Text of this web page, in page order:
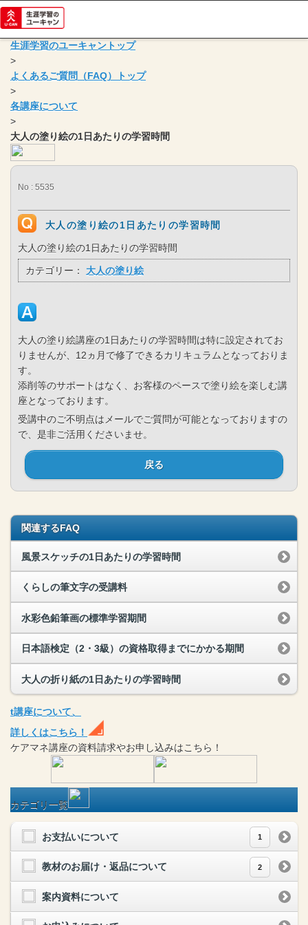
生涯学習のユーキャントップ
>
よくあるご質問（FAQ）トップ
>
各講座について
>
大人の塗り絵の1日あたりの学習時間
No : 5535
大人の塗り絵の1日あたりの学習時間
大人の塗り絵の1日あたりの学習時間
カテゴリー： 大人の塗り絵
大人の塗り絵講座の1日あたりの学習時間は特に設定されてお
りませんが、12ヵ月で修了できるカリキュラムとなっておりま
す。
添削等のサポートはなく、お客様のペースで塗り絵を楽しむ講
座となっております。
受講中のご不明点はメールでご質問が可能となっておりますの
で、是非ご活用くださいませ。
戻る
関連するFAQ
風景スケッチの1日あたりの学習時間
くらしの筆文字の受講料
水彩色鉛筆画の標準学習期間
日本語検定（2・3級）の資格取得までにかかる期間
大人の折り紙の1日あたりの学習時間
t講座について、
詳しくはこちら！
ケアマネ講座の資料請求やお申し込みはこちら！
カテゴリ一覧
お支払いについて 1
教材のお届け・返品について 2
案内資料について